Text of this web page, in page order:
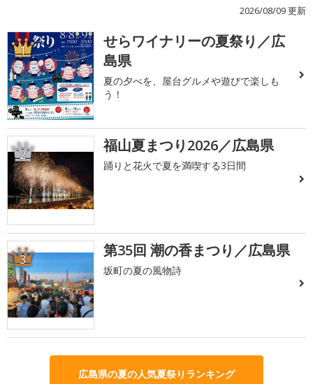
2026/08/09 更新
1
せらワイナリーの夏祭り／広
島県
夏の夕べを、屋台グルメや遊びで楽しも
う！
2 福山夏まつり2026／広島県
踊りと花火で夏を満喫する3日間
3 第35回 潮の香まつり／広島県
坂町の夏の風物詩
広島県の夏の人気夏祭りランキング